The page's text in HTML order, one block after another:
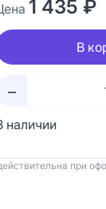
1 435 ₽
В
–
наличии
при